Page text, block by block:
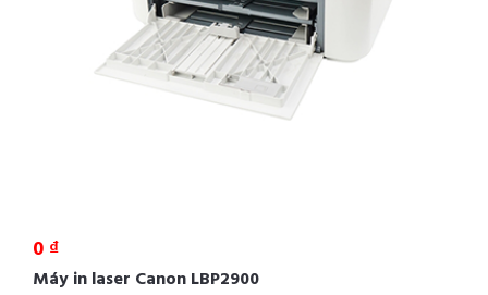
0 ₫
Máy in laser Canon LBP2900